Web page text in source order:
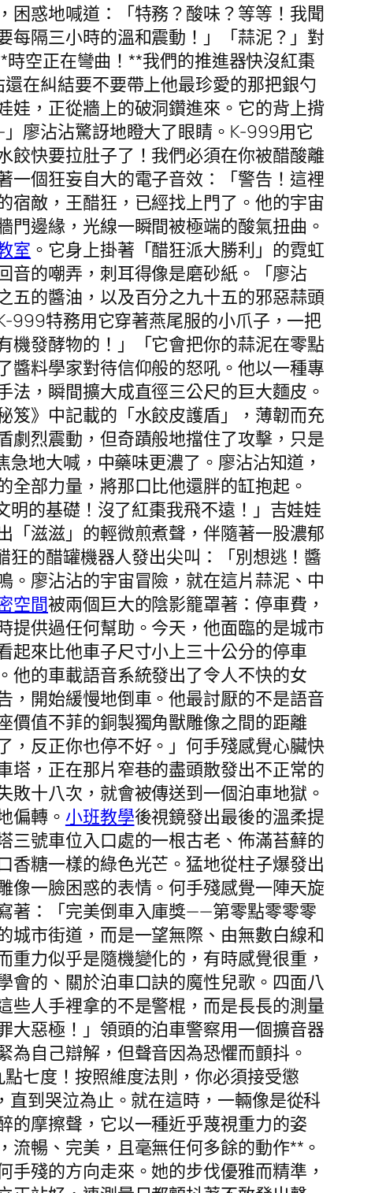
困惑地喊道：「特務？酸味？等等！我聞
每隔三小時的溫和震動！」「蒜泥？」對
空正在彎曲！**我們的推進器快沒紅棗
在糾結要不要帶上他最珍愛的那把銀勺
娃，正從牆上的破洞鑽進來。它的背上揹
廖沾沾驚訝地瞪大了眼睛。K-999用它
餃快要拉肚子了！我們必須在你被醋酸離
一個狂妄自大的電子音效：「警告！這裡
宿敵，王醋狂，已經找上門了。他的宇宙
邊緣，光線一瞬間被極端的酸氣扭曲。
室 。它身上掛著「醋狂派大勝利」的霓虹
音的嘲弄，刺耳得像是磨砂紙。「廖沾
五的醬油，以及百分之九十五的邪惡蒜頭
999特務用它穿著燕尾服的小爪子，一把
機發酵物的！」「它會把你的蒜泥在零點
醬料學家對待信仰般的怒吼。他以一種專
，瞬間擴大成直徑三公尺的巨大麵皮。
笈》中記載的「水餃皮護盾」，薄韌而充
劇烈震動，但奇蹟般地擋住了攻擊，只是
地大喊，中藥味更濃了。廖沾沾知道，
部力量，將那口比他還胖的缸抱起。
明的基礎！沒了紅棗我飛不遠！」吉娃娃
「滋滋」的輕微煎煮聲，伴隨著一股濃郁
的醋罐機器人發出尖叫：「別想逃！醬
。廖沾沾的宇宙冒險，就在這片蒜泥、中
空間被兩個巨大的陰影籠罩著：停車費，
提供過任何幫助。今天，他面臨的是城市
起來比他車子尺寸小上三十公分的停車
他的車載語音系統發出了令人不快的女
，開始緩慢地倒車。他最討厭的不是語音
價值不菲的銅製獨角獸雕像之間的距離
，反正你也停不好。」何手殘感覺心臟快
塔，正在那片窄巷的盡頭散發出不正常的
十八次，就會被傳送到一個泊車地獄。
偏轉。 小班教學後視鏡發出最後的溫柔提
三號車位入口處的一根古老、佈滿苔蘚的
香糖一樣的綠色光芒。猛地從柱子爆發出
像一臉困惑的表情。何手殘感覺一陣天旋
著：「完美倒車入庫獎——第零點零零零
城市街道，而是一望無際、由無數白線和
力似乎是隨機變化的，有時感覺很重，
會的、關於泊車口訣的魔性兒歌。四面八
些人手裡拿的不是警棍，而是長長的測量
大惡極！」領頭的泊車警察用一個擴音器
自己辯解，但聲音因為恐懼而顫抖。
七度！按照維度法則，你必須接受懲
到哭泣為止。就在這時，一輛像是從科
的摩擦聲，它以一種近乎蔑視重力的姿
暢、完美，且毫無任何多餘的動作**。
殘的方向走來。她的步伐優雅而精準，